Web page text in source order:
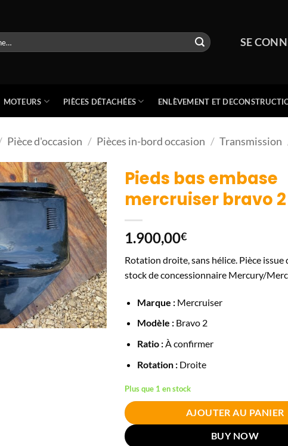
SE
MOTEURS PIÈCES DÉTACHÉES ENLÈVEMENT ET
Pièce d'occasion / Pièces in-bord occasion / Transmission
Pieds bas embase
mercruiser bravo 2
1.900,00€
Rotation droite, sans hélice. Pièce issue
stock de concessionnaire Mercury/
Marque :Mercruiser
Modèle :Bravo 2
Ratio :À confirmer
Rotation :Droite
Plus que 1 en stock
AJOUTER AU PANIER
BUY NOW